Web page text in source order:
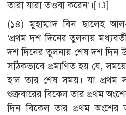
তারা যারা তওবা করেন’।[13]
(১৪) মুহাম্মাদ বিন ছালেহ
‘প্রথম দশ দিনের তুলনায়
দশ দিনের তুলনায় শেষ দশ দিন
সঠিকভাবে প্রমাণিত হয় যে,
হ’ল তার শেষ সময়। যা প্রথম
শুক্রবারের বিকেল তার প্রথম
দিন বিকেল তার প্রথম অংশের